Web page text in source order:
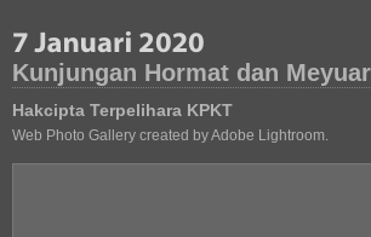
Kunjungan Hormat dan
Hakcipta Terpelihara KPKT
Web Photo Gallery created by Adobe Lightroom.